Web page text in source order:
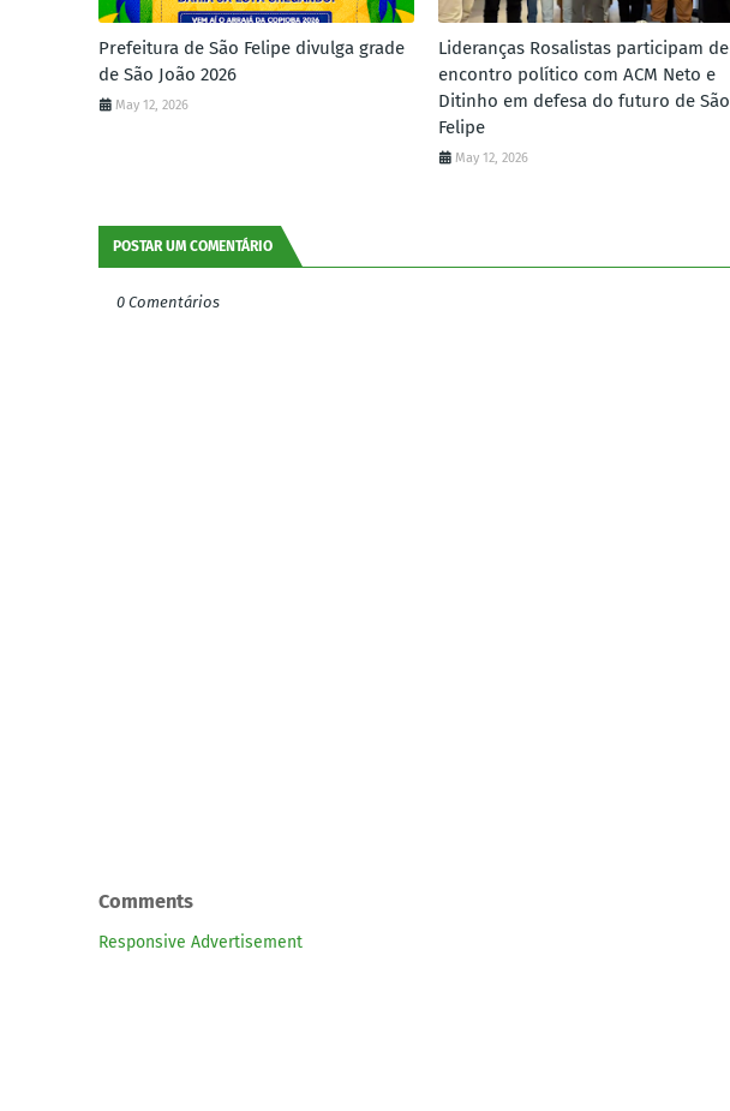
Prefeitura de São Felipe divulga grade
de São João 2026
May 12, 2026
Lideranças Rosalistas participam de
encontro político com ACM Neto e
Ditinho em defesa do futuro de São
Felipe
May 12, 2026
POSTAR UM COMENTÁRIO
0 Comentários
Comments
Responsive Advertisement